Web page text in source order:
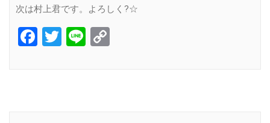
次は村上君です。よろしく?☆
Facebook
Twitter
Line